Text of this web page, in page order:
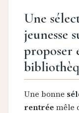
Une
jeunesse
proposer
Une bonne
rentrée mêle